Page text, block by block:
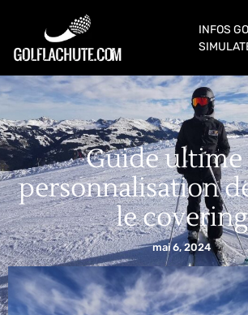
INFOS
Guide ultime
personnalisation
le covering
mai 6, 2024